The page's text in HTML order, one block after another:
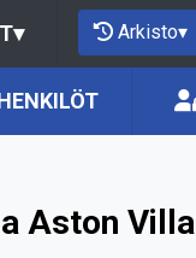
▾ Arkisto▾
Aston Villa